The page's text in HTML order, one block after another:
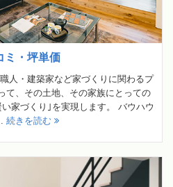
ミ・坪単価
人・建築家など家づくりに関わるプ
て、その土地、その家族にとっての
家づくり｣を実現します。 バウハウ
続きを読む